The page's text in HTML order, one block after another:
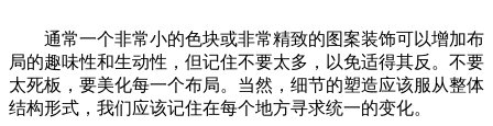
通常一个非常小的色块或非常精致的图案装饰可以增加布
局的趣味性和生动性，但记住不要太多，以免适得其反。不要
太死板，要美化每一个布局。当然，细节的塑造应该服从整体
结构形式，我们应该记住在每个地方寻求统一的变化。